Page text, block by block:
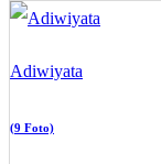
Adiwiyata
(9 Foto)